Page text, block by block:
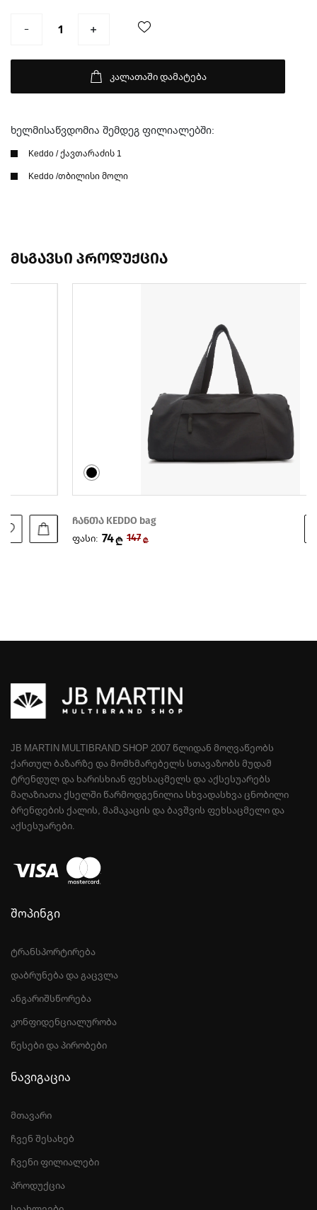
კალათაში დამატება
ხელმისაწვდომია შემდეგ ფილიალებში:
Keddo / ქავთარაძის 1
Keddo /თბილისი მოლი
მსგავსი პროდუქცია
ჩანთა KEDDO bag
74 ₾ 147 ₾
JB MARTIN MULTIBRAND SHOP 2007 ᲬᲚᲘᲓᲐᲜ ᲛᲝᲦᲕᲐᲬᲔᲝᲑᲡ
ᲥᲐᲠᲗᲣᲚ ᲑᲐᲖᲐᲠᲖᲔ ᲓᲐ ᲛᲝᲛᲮᲛᲐᲠᲔᲑᲔᲚᲡ ᲡᲗᲐᲕᲐᲖᲝᲑᲡ ᲛᲣᲓᲐᲛ
ᲢᲠᲔᲜᲓᲣᲚ ᲓᲐ ᲮᲐᲠᲘᲡᲮᲘᲐᲜ ᲤᲔᲮᲡᲐᲪᲛᲔᲚᲡ ᲓᲐ ᲐᲥᲡᲔᲡᲣᲐᲠᲔᲑᲡ
ᲛᲐᲦᲐᲖᲘᲐᲗᲐ ᲥᲡᲔᲚᲨᲘ ᲬᲐᲠᲛᲝᲓᲒᲔᲜᲘᲚᲘᲐ ᲡᲮᲕᲐᲓᲐᲡᲮᲕᲐ ᲪᲜᲝᲑᲘᲚᲘ
ᲑᲠᲔᲜᲓᲔᲑᲘᲡ ᲥᲐᲚᲘᲡ, ᲛᲐᲛᲐᲙᲐᲪᲘᲡ ᲓᲐ ᲑᲐᲕᲨᲕᲘᲡ ᲤᲔᲮᲡᲐᲪᲛᲔᲚᲘ ᲓᲐ
ᲐᲥᲡᲔᲡᲣᲐᲠᲔᲑᲘ.
შოპინგი
ტრანსპორტირება
დაბრუნება და გაცვლა
ანგარიშსწორება
კონფიდენციალურობა
წესები და პირობები
ნავიგაცია
მთავარი
ჩვენ შესახებ
ჩვენი ფილიალები
პროდუქცია